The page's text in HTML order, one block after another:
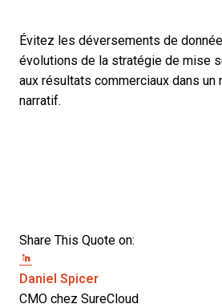
Évitez les déversements de
évolutions de la stratégie de mise
aux résultats commerciaux dans un
narratif.
Share This Quote on:
Share on Twitter
Share on Facebook
Daniel SpicerOpens new window
CMO chez SureCloud